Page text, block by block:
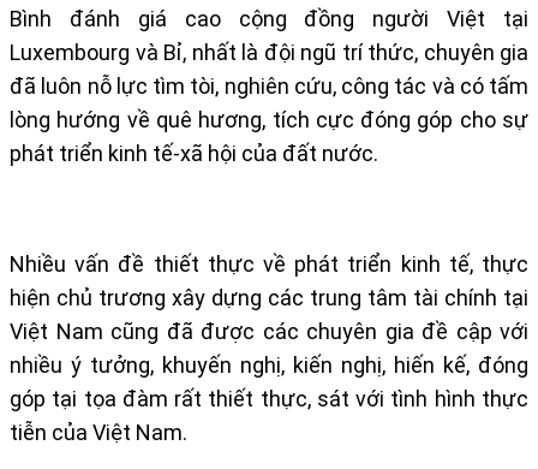
Bình đánh giá cao cộng đồng người Việt tại
Luxembourg và Bỉ, nhất là đội ngũ trí thức, chuyên gia
đã luôn nỗ lực tìm tòi, nghiên cứu, công tác và có tấm
lòng hướng về quê hương, tích cực đóng góp cho sự
phát triển kinh tế-xã hội của đất nước.
Nhiều vấn đề thiết thực về phát triển kinh tế, thực
hiện chủ trương xây dựng các trung tâm tài chính tại
Việt Nam cũng đã được các chuyên gia đề cập với
nhiều ý tưởng, khuyến nghị, kiến nghị, hiến kế, đóng
góp tại tọa đàm rất thiết thực, sát với tình hình thực
tiễn của Việt Nam.